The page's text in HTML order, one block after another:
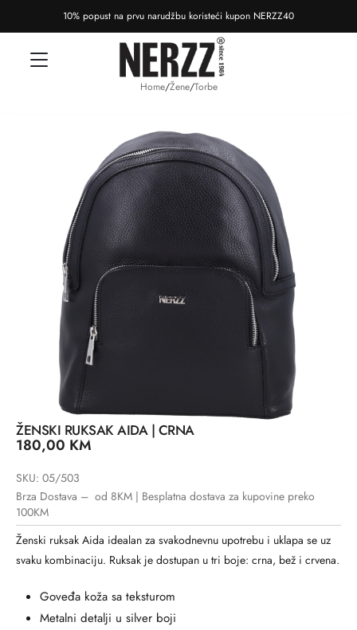
10% popust na prvu narudžbu koristeći kupon NERZZ40
Home/Žene/Torbe
ŽENSKI RUKSAK AIDA | CRNA
180,00 KM
SKU: 05/503
Brza Dostava – od 8KM | Besplatna dostava za kupovine preko
100KM
Ženski ruksak Aida idealan za svakodnevnu upotrebu i uklapa se uz
svaku kombinaciju. Ruksak je dostupan u tri boje: crna, bež i crvena.
Goveđa koža sa teksturom
Metalni detalji u silver boji